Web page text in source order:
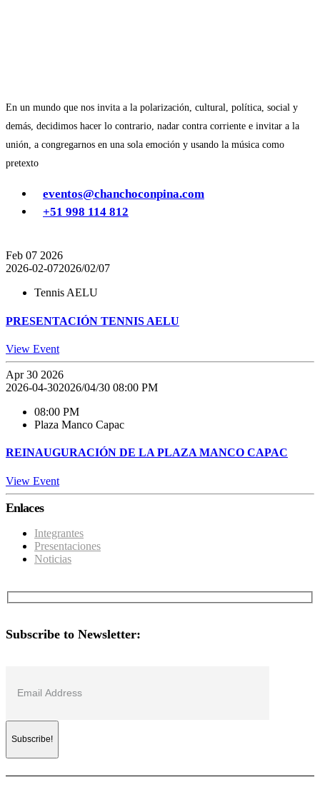
En un mundo que nos invita a la polarización, cultural, política, social y
demás, decidimos hacer lo contrario, nadar contra corriente e invitar a la
unión, a congregarnos en una sola emoción y usando la música como
pretexto
eventos@chanchoconpina.com
+51 998 114 812
Feb 07 2026
2026-02-072026/02/07
Tennis AELU
PRESENTACIÓN TENNIS AELU
View Event
Apr 30 2026
2026-04-302026/04/30 08:00 PM
08:00 PM
Plaza Manco Capac
REINAUGURACIÓN DE LA PLAZA MANCO CAPAC
View Event
Enlaces
Integrantes
Presentaciones
Noticias
Subscribe to Newsletter: